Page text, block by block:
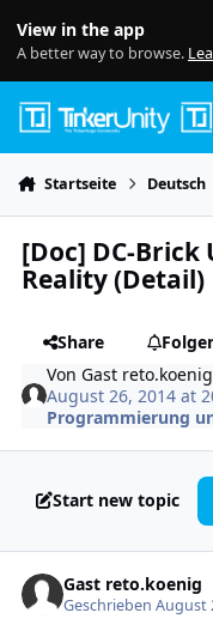
View in the app
A better way to browse.
Startseite Deutsch
[Doc] DC-Brick
Reality (Detail)
Share
VonGast reto.koenig
August 26, 2014 at
Programmierung
Start new topic
Gast reto.koenig
GeschriebenAugust